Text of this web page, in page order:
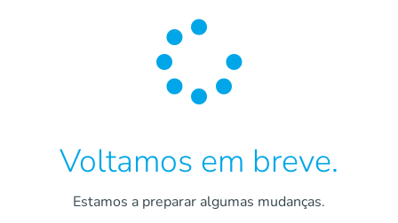

Voltamos em breve.
Estamos a preparar algumas mudanças.